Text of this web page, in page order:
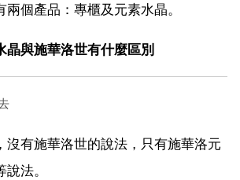
個產品：專櫃及元素水晶。
晶與施華洛世有什麼區別
沒有施華洛世的說法，只有施華洛元
法。